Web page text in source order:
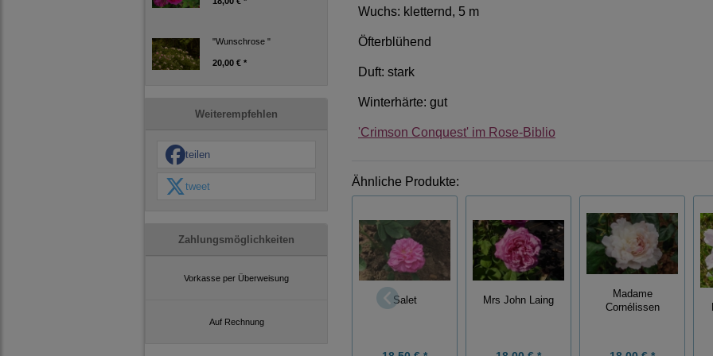
"Wunschrose "
20,00 € *
Weiterempfehlen
teilen
tweet
Zahlungsmöglichkeiten
Vorkasse per Überweisung
Auf Rechnung
Wuchs: kletternd, 5 m
Öfterblühend
Duft: stark
Winterhärte: gut
'Crimson Conquest' im Rose-Biblio
Ähnliche Produkte:
Salet Mrs John Laing
Madame
Cornélissen